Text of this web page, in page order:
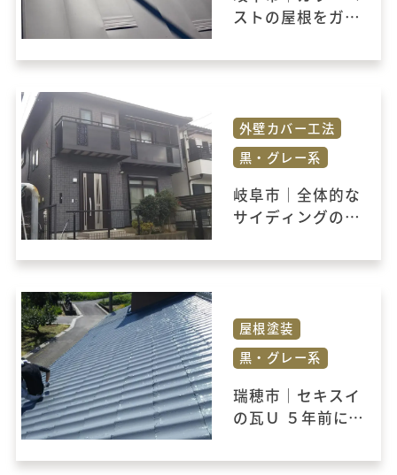
ストの屋根をガル
バー工法いたしま
外壁カバー工法
黒・グレー系
岐阜市｜全体的な
サイディングの貼
ないました。
屋根塗装
黒・グレー系
瑞穂市｜セキスイ
の瓦Ｕ ５年前に塗
が、表面がひどく